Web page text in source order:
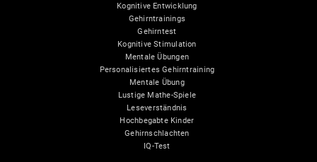
Kognitive Entwicklung
Gehirntrainings
Gehirntest
Kognitive Stimulation
Mentale Übungen
Personalisiertes Gehirntraining
Mentale Übung
Lustige Mathe-Spiele
Leseverständnis
Hochbegabte Kinder
Gehirnschlachten
IQ-Test